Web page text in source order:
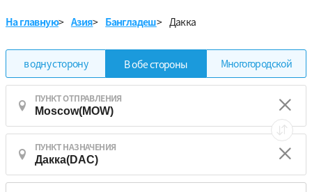
На главную> Азия> Бангладеш> Дакка
в одну сторону В обе стороны Многогородской
ПУНКТ ОТПРАВЛЕНИЯ
ПУНКТ НАЗНАЧЕНИЯ